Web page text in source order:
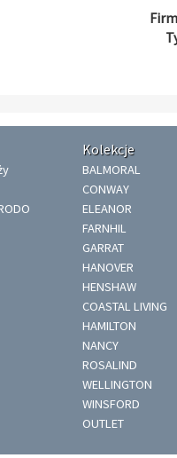
Kolekcje
BALMORAL
CONWAY
ELEANOR
FARNHIL
GARRAT
HANOVER
HENSHAW
COASTAL LIVING
HAMILTON
NANCY
ROSALIND
WELLINGTON
WINSFORD
OUTLET